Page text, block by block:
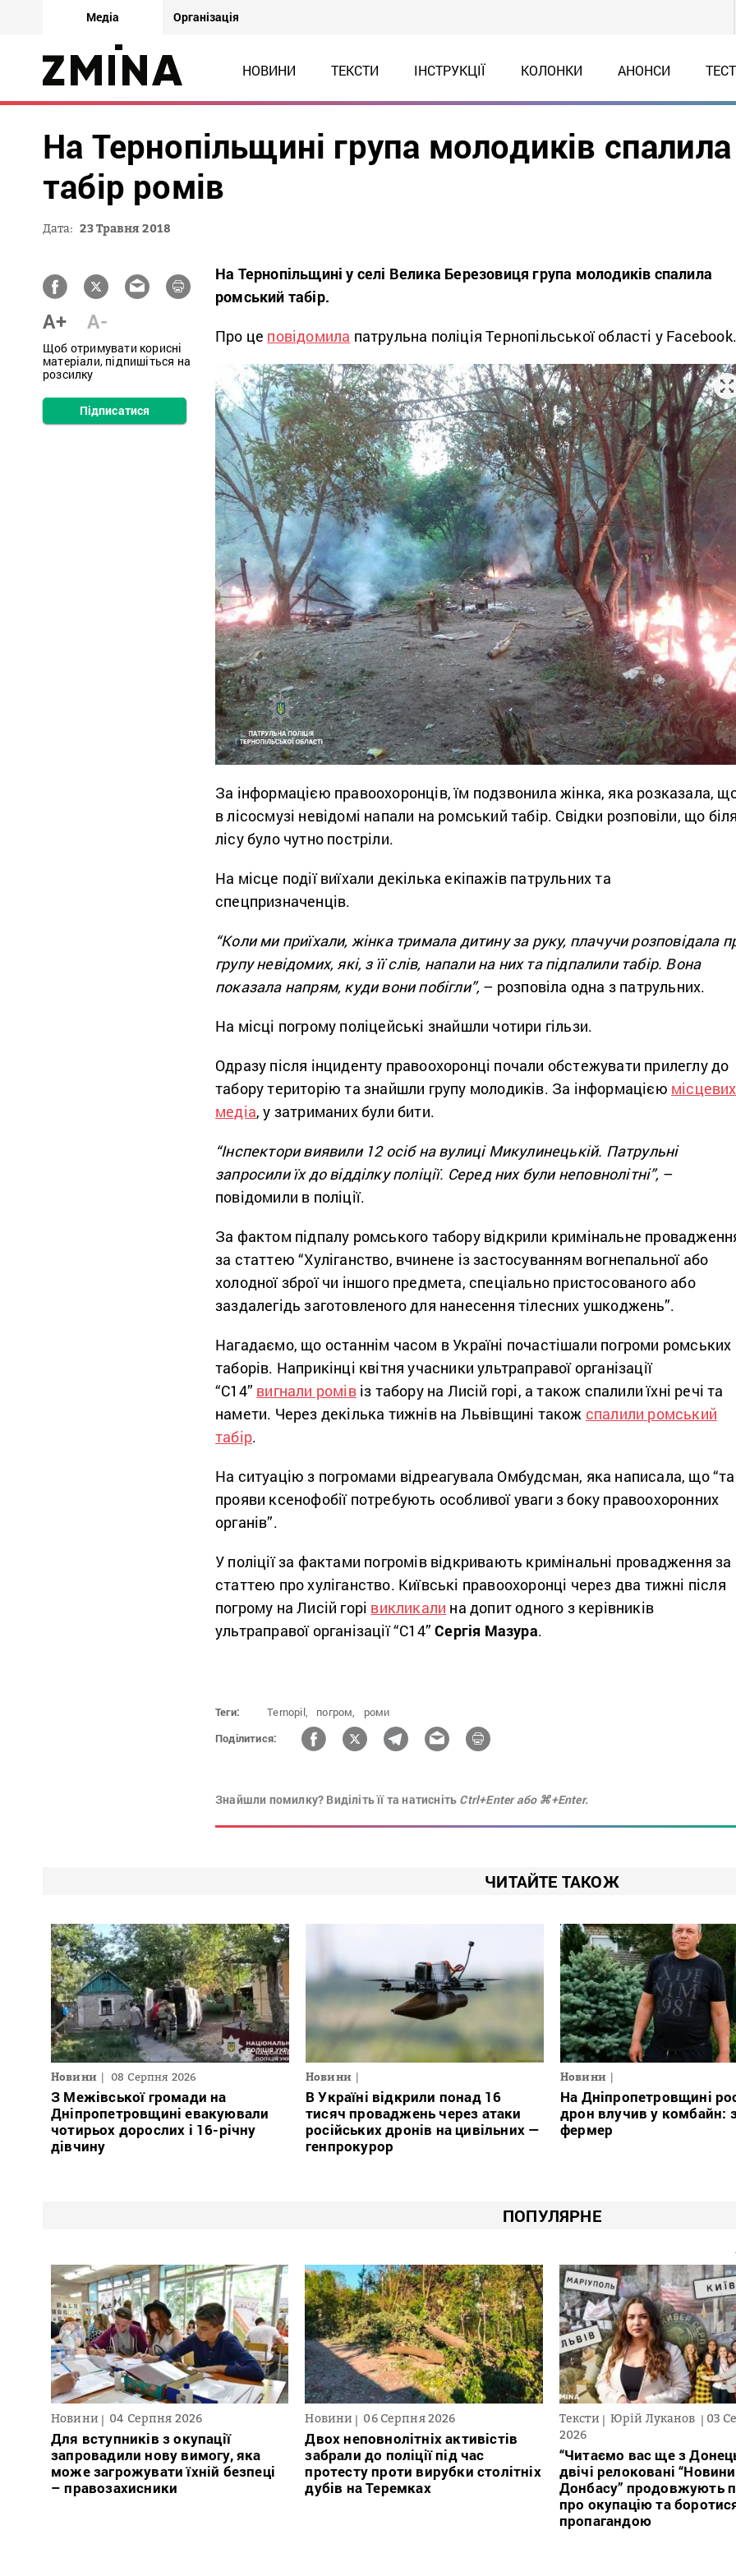
Медіа Організація
НОВИНИ ТЕКСТИ ІНСТРУКЦІЇ КОЛОНКИ АНОНСИ
На Тернопільщині група молодиків спалила
табір ромів
Дата: 23 Травня 2018
A+ A-
Щоб отримувати корисні
матеріали, підпишіться на
розсилку
Підписатися
На Тернопільщині у селі Велика Березовиця група молодиків спалила
ромський табір.
Про це повідомила патрульна поліція Тернопільської області у
За інформацією правоохоронців, їм подзвонила жінка, яка розказала,
в лісосмузі невідомі напали на ромський табір. Свідки розповіли, що
лісу було чутно постріли.
На місце події виїхали декілька екіпажів патрульних та
спецпризначенців.
“Коли ми приїхали, жінка тримала дитину за руку, плачучи розповідала
групу невідомих, які, з її слів, напали на них та підпалили табір. Вона
показала напрям, куди вони побігли”, – розповіла одна з патрульних.
На місці погрому поліцейські знайшли чотири гільзи.
Одразу після інциденту правоохоронці почали обстежувати прилеглу до
табору територію та знайшли групу молодиків. За інформацією місцевих
медіа, у затриманих були бити.
“Інспектори виявили 12 осіб на вулиці Микулинецькій. Патрульні
запросили їх до відділку поліції. Серед них були неповнолітні”, –
повідомили в поліції.
За фактом підпалу ромського табору відкрили кримінальне
за статтею “Хуліганство, вчинене із застосуванням вогнепальної або
холодної зброї чи іншого предмета, спеціально пристосованого або
заздалегідь заготовленого для нанесення тілесних ушкоджень”.
Нагадаємо, що останнім часом в Україні почастішали погроми ромських
таборів. Наприкінці квітня учасники ультраправої організації
“С14” вигнали ромівіз табору на Лисій горі, а також спалили їхні речі та
намети. Через декілька тижнів на Львівщині також спалили ромський
табір.
На ситуацію з погромами відреагувала Омбудсман, яка написала, що
прояви ксенофобії потребують особливої уваги з боку правоохоронних
органів”.
У поліції за фактами погромів відкривають кримінальні провадження за
статтею про хуліганство. Київські правоохоронці через два тижні після
погрому на Лисій горі викликали на допит одного з керівників
ультраправої організації “С14”Сергія Мазура.
Теги: Ternopil, погром,
роми
Поділитися:
Знайшли помилку? Виділіть її та натисніть Ctrl+Enter або ⌘+Enter.
ЧИТАЙТЕ ТАКОЖ
Новини 08 Серпня 2026
З Межівської громади на
Дніпропетровщині евакуювали
чотирьох дорослих і 16-річну
дівчину
Новини
В Україні відкрили понад 16
тисяч проваджень через атаки
російських дронів на цивільних —
генпрокурор
Новини
На Дніпропетровщині
дрон влучив у комбайн:
фермер
ПОПУЛЯРНЕ
Новини 04 Серпня 2026
Для вступників з окупації
запровадили нову вимогу, яка
може загрожувати їхній безпеці
– правозахисники
Новини 06 Серпня 2026
Двох неповнолітніх активістів
забрали до поліції під час
протесту проти вирубки столітніх
дубів на Теремках
Тексти Юрій Луканов
03
2026
“Читаємо вас ще з
двічі релоковані “Новини
Донбасу” продовжують
про окупацію та
пропагандою